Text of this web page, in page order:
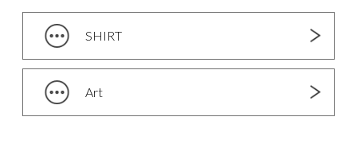
SHIRT
Art